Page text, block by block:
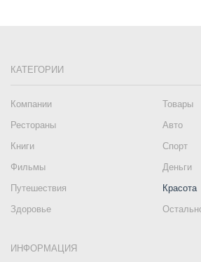
КАТЕГОРИИ
Компании
Товары
Рестораны
Авто
Книги
Спорт
Фильмы
Деньги
Путешествия
Красота
Здоровье
ИНФОРМАЦИЯ